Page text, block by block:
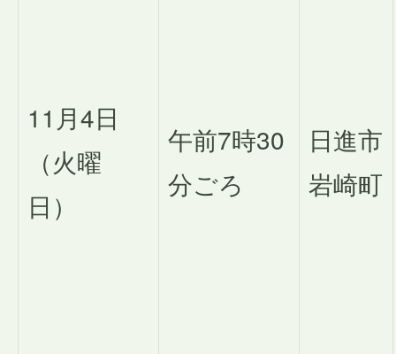
11月4日
（火曜
日）
午前7時30
分ごろ
日進市
岩崎町